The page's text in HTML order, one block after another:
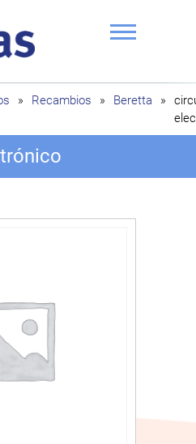
Ragas
» Recambios » Beretta »